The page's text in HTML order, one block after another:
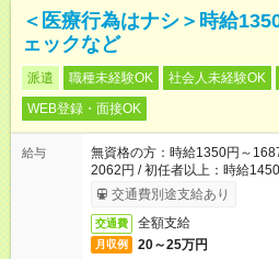
＜医療行為はナシ＞時給
ェックなど
派遣 職種未経験OK 社会人未経験OK
WEB登録・面接OK
給与
無資格の方：時給1350円～
2062円 / 初任者以上：時給
交通費別途支給あり
交通費 全額支給
月収例 20～25万円